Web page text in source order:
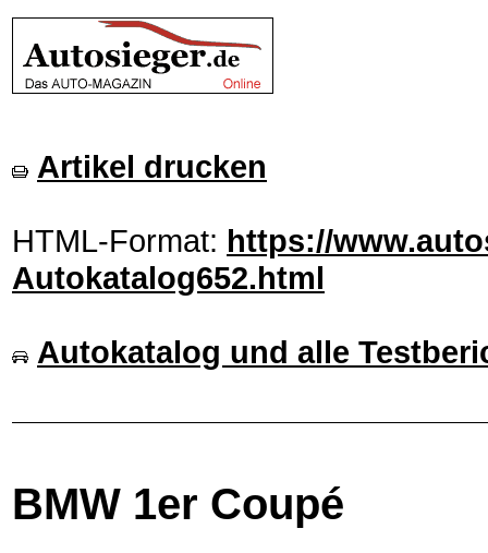
Artikel drucken
HTML-Format: https://
Autokatalog652.html
Autokatalog und alle
BMW 1er Coupé